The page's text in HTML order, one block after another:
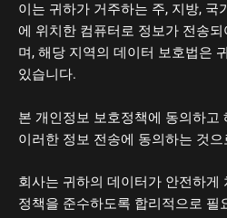
이는 귀하가 거주하는 주, 지방, 국
에 위치한 컴퓨터로 정보가 전송
며, 해당 지역의 데이터 보호법은
있습니다.
본 개인정보 보호정책에 동의하고
이러한 정보 전송에 동의하는 것
회사는 귀하의 데이터가 안전하게
정책을 준수하도록 합리적으로 필